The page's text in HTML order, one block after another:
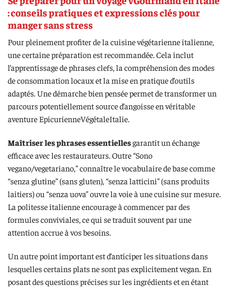
: conseils pratiques et expressions clés pour
manger sans stress
Pour pleinement profiter de la cuisine végétarienne italienne,
une certaine préparation est recommandée. Cela inclut
l’apprentissage de phrases clefs, la compréhension des modes
de consommation locaux et la mise en pratique d’outils
adaptés. Une démarche bien pensée permet de transformer un
parcours potentiellement source d’angoisse en véritable
aventure EpicurienneVégétaleItalie.
Maîtriser les phrases essentiellesgarantit un échange
efficace avec les restaurateurs. Outre “Sono
vegano/vegetariano,” connaître le vocabulaire de base comme
“senza glutine” (sans gluten), “senza latticini” (sans produits
laitiers) ou “senza uova” ouvre la voie à une cuisine sur mesure.
La politesse italienne encourage à commencer par des
formules conviviales, ce qui se traduit souvent par une
attention accrue à vos besoins.
Un autre point important est d’anticiper les situations dans
lesquelles certains plats ne sont pas explicitement vegan. En
posant des questions précises sur les ingrédients et en étant